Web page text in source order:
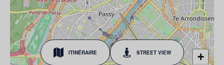
ITINÉRAIRE STREET VIEW
+